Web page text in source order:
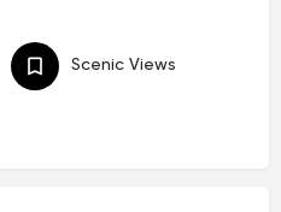
Scenic Views